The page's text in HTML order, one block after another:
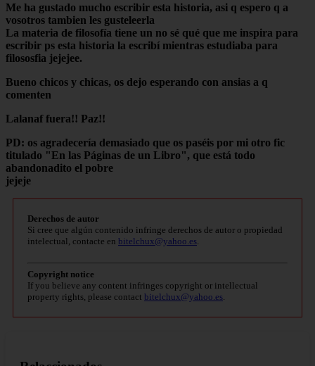
Me ha gustado mucho escribir esta historia, asi q espero q a
vosotros tambien les gusteleerla
La materia de filosofía tiene un no sé qué que me inspira para
escribir ps esta historia la escribí mientras estudiaba para
filososfia jejejee.
Bueno chicos y chicas, os dejo esperando con ansias a q
comenten
Lalanaf fuera!! Paz!!
PD: os agradecería demasiado que os paséis por mi otro fic
titulado "En las Páginas de un Libro", que está todo
abandonadito el pobre
jejeje
Derechos de autor
Si cree que algún contenido infringe derechos de autor o propiedad
intelectual, contacte en bitelchux@yahoo.es
Copyright notice
If you believe any content infringes copyright or intellectual
property rights, please contact bitelchux@yahoo.es